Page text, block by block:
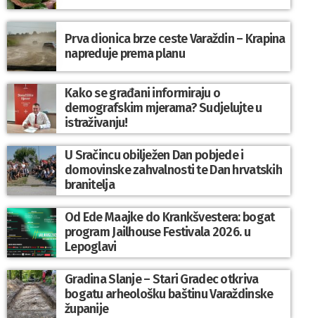
Prva dionica brze ceste Varaždin – Krapina
napreduje prema planu
Kako se građani informiraju o
demografskim mjerama? Sudjelujte u
istraživanju!
U Sračincu obilježen Dan pobjede i
domovinske zahvalnosti te Dan hrvatskih
branitelja
Od Ede Maajke do Krankšvestera: bogat
program Jailhouse Festivala 2026. u
Lepoglavi
Gradina Slanje – Stari Gradec otkriva
bogatu arheološku baštinu Varaždinske
županije